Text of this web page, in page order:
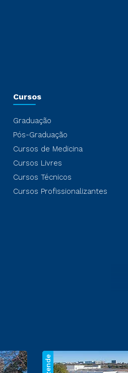
Cursos
Graduação
Pós-Graduação
Cursos de Medicina
Cursos Livres
Cursos Técnicos
Cursos Profissionalizantes